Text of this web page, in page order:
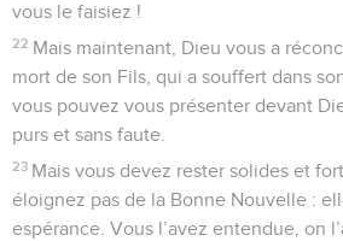
vous le faisiez !
22 Mais maintenant, Dieu vous a
mort de son Fils, qui a souffert dans
vous pouvez vous présenter devant
purs et sans faute.
23 Mais vous devez rester solides et
éloignez pas de la Bonne Nouvelle :
espérance. Vous l’avez entendue, on